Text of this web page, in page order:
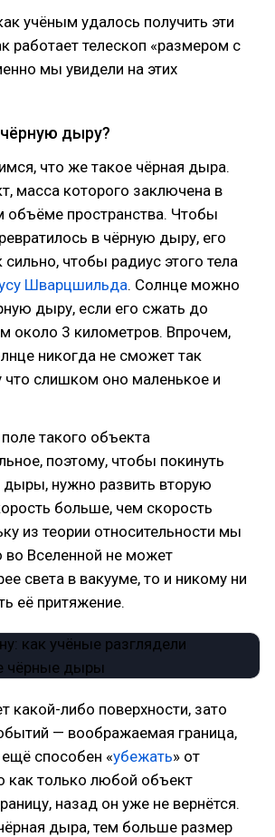
учёным удалось получить эти
работает телескоп «размером с
мы увидели на этих
дыру?
что же такое чёрная дыра.
масса которого заключена в
объёме пространства. Чтобы
в чёрную дыру, его
чтобы радиус этого тела
Шварцшильда. Солнце можно
дыру, если его сжать до
около 3 километров. Впрочем,
никогда не сможет так
что слишком оно маленькое и
такого объекта
поэтому, чтобы покинуть
нужно развить вторую
больше, чем скорость
из теории относительности мы
во Вселенной не может
света в вакууме, то и никому ни
её притяжение.
какой-либо поверхности, зато
— воображаемая граница,
способен «убежать» от
как только любой объект
назад он уже не вернётся.
дыра, тем больше размер